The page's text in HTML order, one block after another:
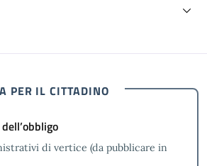
PER IL CITTADINO
di vertice (da pubblicare in